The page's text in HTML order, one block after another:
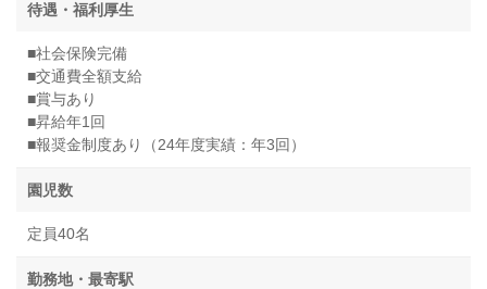
待遇・福利厚生
■社会保険完備
■交通費全額支給
■賞与あり
■昇給年1回
■報奨金制度あり（24年度実績：年3回）
園児数
定員40名
勤務地・最寄駅